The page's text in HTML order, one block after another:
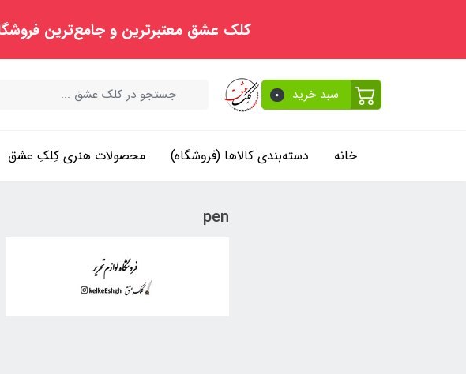
کلک عشق معتبرترین و جامع‌ترین
سبد خرید 0
خانه دسته‌بندی کالاها (فروشگاه) محصولات هنری کِلکِ عشق
pen